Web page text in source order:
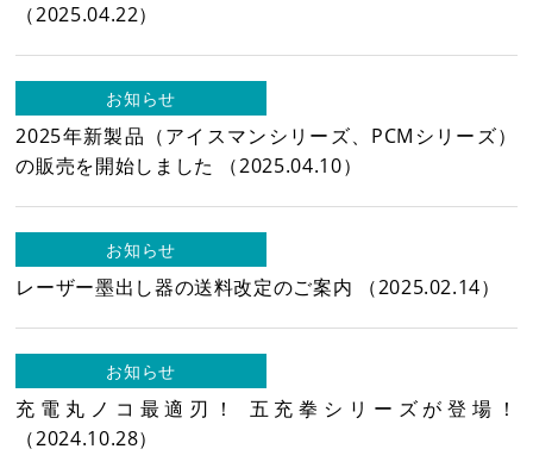
（2025.04.22）
お知らせ
2025年新製品（アイスマンシリーズ、PCMシリーズ）
の販売を開始しました
（2025.04.10）
お知らせ
レーザー墨出し器の送料改定のご案内 （2025.02.14）
お知らせ
充電丸ノコ最適刃！ 五充拳シリーズが登場！
（2024.10.28）
お客様保証書登録
レーザー・切断機等
修理・集荷依頼フォーム
ダウンロード
プライバシーポリシー